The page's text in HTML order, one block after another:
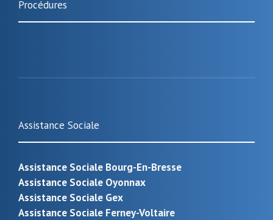
Procédures
Assistance Sociale
Assistance Sociale Bourg-En-Bresse
Assistance Sociale Oyonnax
Assistance Sociale Gex
Assistance Sociale Ferney-Voltaire